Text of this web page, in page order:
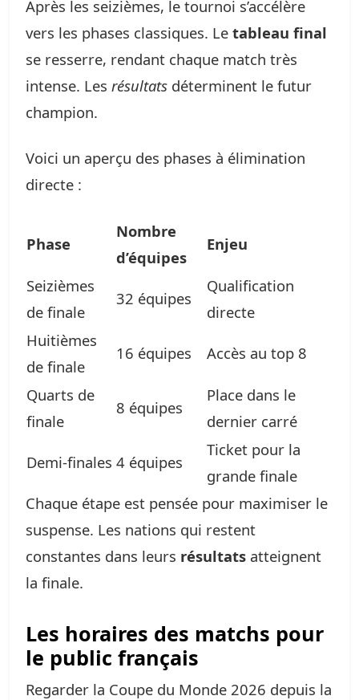
Après les seizièmes, le tournoi s’accélère
vers les phases classiques. Le tableau final
se resserre, rendant chaque match très
intense. Les résultats déterminent le futur
champion.
Voici un aperçu des phases à élimination
directe :
Phase
Nombre
d’équipes
Enjeu
Seizièmes
de finale
32 équipes
Qualification
directe
Huitièmes
de finale
16 équipes Accès au top 8
Quarts de
finale
8 équipes
Place dans le
dernier carré
Demi-finales 4 équipes
Ticket pour la
grande finale
Chaque étape est pensée pour maximiser le
suspense. Les nations qui restent
constantes dans leurs résultats atteignent
la finale.
Les horaires des matchs pour
le public français
Regarder la Coupe du Monde 2026 depuis la